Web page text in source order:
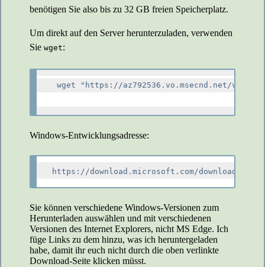
benötigen Sie also bis zu 32 GB freien Speicherplatz.
Um direkt auf den Server herunterzuladen, verwenden
Sie wget:
wget "https://az792536.vo.msecnd.net/vms/
Windows-Entwicklungsadresse:
https://download.microsoft.com/download/1/8/
Sie können verschiedene Windows-Versionen zum
Herunterladen auswählen und mit verschiedenen
Versionen des Internet Explorers, nicht MS Edge. Ich
füge Links zu dem hinzu, was ich heruntergeladen
habe, damit ihr euch nicht durch die oben verlinkte
Download-Seite klicken müsst.